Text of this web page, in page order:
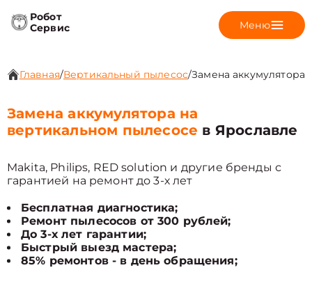
Робот
Сервис
Меню
Главная/Вертикальный пылесос/Замена аккумулятора
Замена аккумулятора на
вертикальном пылесосе в Ярославле
Makita, Philips, RED solution и другие бренды с
гарантией на ремонт до 3-х лет
Бесплатная диагностика;
Ремонт пылесосов от 300 рублей;
До 3-х лет гарантии;
Быстрый выезд мастера;
85% ремонтов - в день обращения;